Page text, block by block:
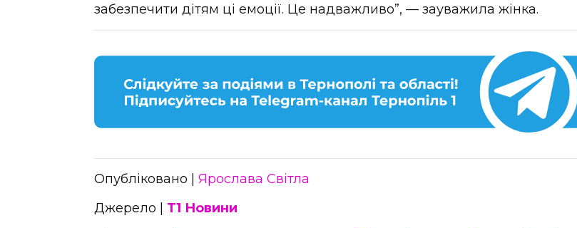
забезпечити дітям ці емоції. Це надважливо”, — зауважила жінка.
Опубліковано | Ярослава Світла
Джерело | Т1 Новини